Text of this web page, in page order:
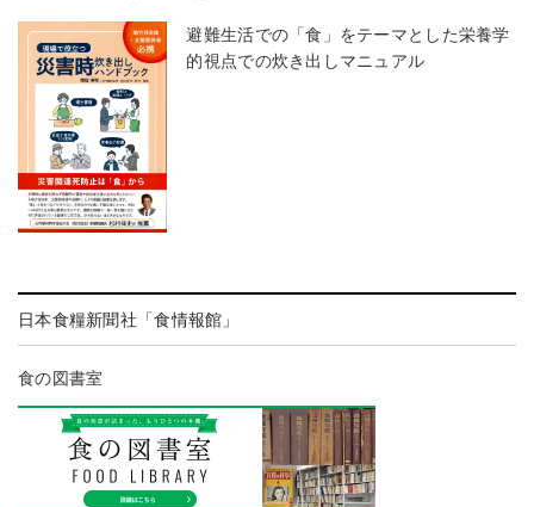
避難生活での「食」をテーマとした栄養学
的視点での炊き出しマニュアル
日本食糧新聞社「食情報館」
食の図書室